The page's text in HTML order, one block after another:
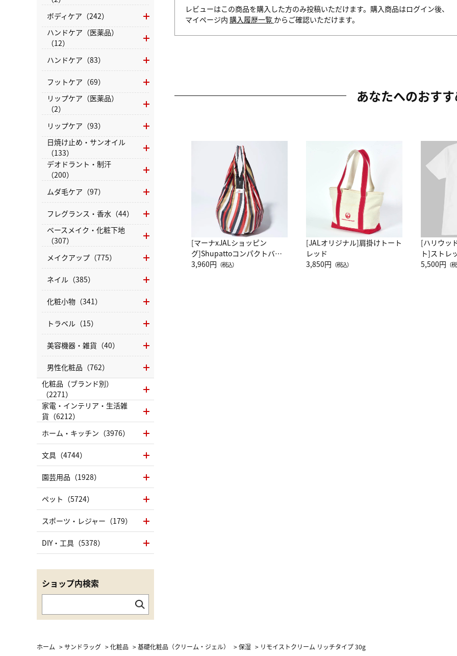
レビューはこの商品を購入した方のみ投稿いただけます。購入商品はログイン後、
マイページ内 購入履歴一覧 からご確認いただけます。
あなたへのおす
[マーナxJALショッピン
グ]Shupattoコンパクトバッ
グ Drop JAL客室乗務員
3,960円 （税込）
[JALオリジナル]肩掛けトート
レッド
3,850円 （税込）
[ハリウッ
ト]ストレ
ーネック別
5,500円 （
ボディケア（242）
ハンドケア（医薬品）
（12）
ハンドケア（83）
フットケア（69）
リップケア（医薬品）
（2）
リップケア（93）
日焼け止め・サンオイル
（133）
デオドラント・制汗
（200）
ムダ毛ケア（97）
フレグランス・香水（44）
ベースメイク・化粧下地
（307）
メイクアップ（775）
ネイル（385）
化粧小物（341）
トラベル（15）
美容機器・雑貨（40）
男性化粧品（762）
化粧品（ブランド別）
（2271）
家電・インテリア・生活雑
貨（6212）
ホーム・キッチン（3976）
文具（4744）
園芸用品（1928）
ペット（5724）
スポーツ・レジャー（179）
DIY・工具（5378）
ショップ内検索
ホーム >サンドラッグ >化粧品 >基礎化粧品（クリーム・ジェル） >保湿 > リモイストクリーム リッチタイプ 30g